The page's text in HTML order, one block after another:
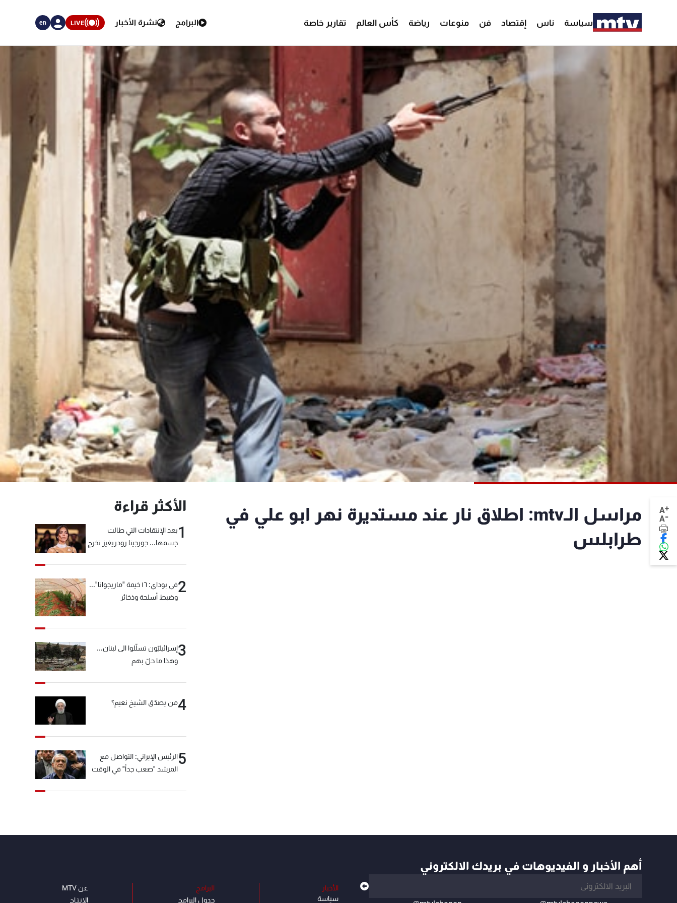
سياسة ناس إقتصاد فن منوعات رياضة كأس العالم تقارير خاصة البرامج نشرة الأخبار LIVE
en
A+
A-
مراسل الـmtv: اطلاق نار عند مستديرة نهر ابو علي في
طرابلس
الأكثر قراءة
1بعد الإنتقادات التي طالت
جسمها... جورجينا رودريغيز تخرج
2
في بوداي: ١٦ خيمة "ماريجوانا"...
وضبط أسلحة وذخائر
3إسرائيليّون تسلّلوا الى لبنان...
وهذا ما حلّ بهم
4من يصدّق الشيخ نعيم؟
5الرئيس الإيراني: التواصل مع
المرشد "صعب جداً" في الوقت
أهم الأخبار و الفيديوهات في بريدك الالكتروني
الأخبار
سياسة
البرامج
جدول البرامج
عن MTV
الإنـتـاج